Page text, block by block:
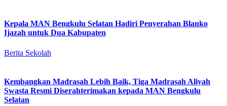
Kepala MAN Bengkulu Selatan Hadiri Penyerahan Blanko
Ijazah untuk Dua Kabupaten
Berita Sekolah
Kembangkan Madrasah Lebih Baik, Tiga Madrasah Aliyah
Swasta Resmi Diserahterimakan kepada MAN Bengkulu
Selatan